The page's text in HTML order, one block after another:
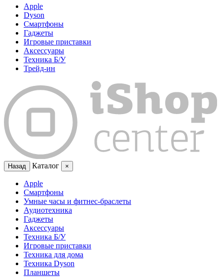
Apple
Dyson
Смартфоны
Гаджеты
Игровые приставки
Аксессуары
Техника Б/У
Трейд-ин
Назад Каталог ×
Apple
Смартфоны
Умные часы и фитнес-браслеты
Аудиотехника
Гаджеты
Аксессуары
Техника Б/У
Игровые приставки
Техника для дома
Техника Dyson
Планшеты